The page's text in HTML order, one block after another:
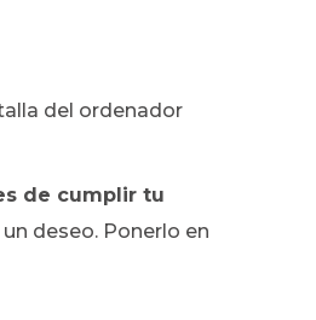
del ordenador
de cumplir tu
deseo. Ponerlo en